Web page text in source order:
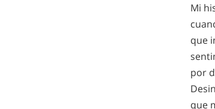
Mi
que
por
que